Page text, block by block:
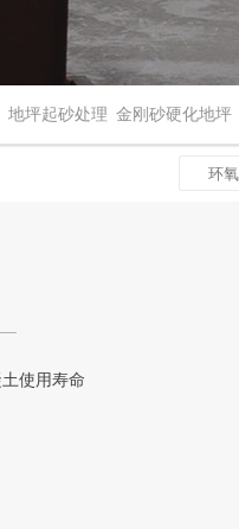
地坪起砂处理 金刚砂硬化地坪